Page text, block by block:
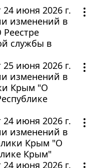
июня 2026 г.
изменений в
службы в
июня 2026 г.
изменений в
Крым "О
июня 2026 г.
изменений в
Крым "О
Крым"
июня 2026 г.